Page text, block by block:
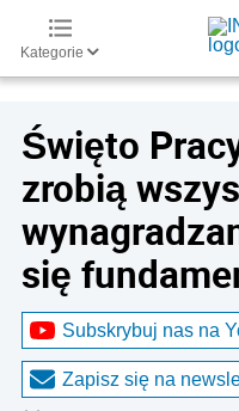
Kategorie
Święto
zrobią
się
Subskrybuj nas na
Zapisz się na